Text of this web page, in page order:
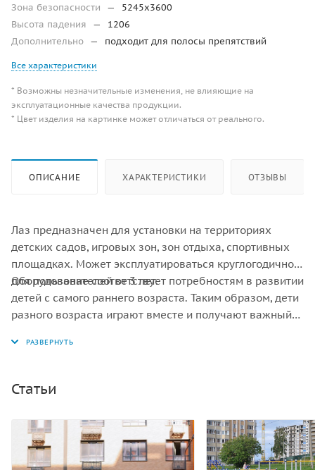
Зона безопасности
—
5245х3600
Высота падения
—
1206
Дополнительно — подходит для полосы препятствий
Все характеристики
* Возможны незначительные изменения, не влияющие на
эксплуатационные качества продукции.
* Цвет изделия на картинке может отличаться от реального.
ОПИСАНИЕ ХАРАКТЕРИСТИКИ ОТЗЫВЫ
Лаз предназначен для установки на территориях
детских садов, игровых зон, зон отдыха, спортивных
площадках. Может эксплуатироваться круглогодично
для пользователей от 3 лет.
Оборудование соответствует потребностям в развитии
детей с самого раннего возраста. Таким образом, дети
разного возраста играют вместе и получают важный
Статьи